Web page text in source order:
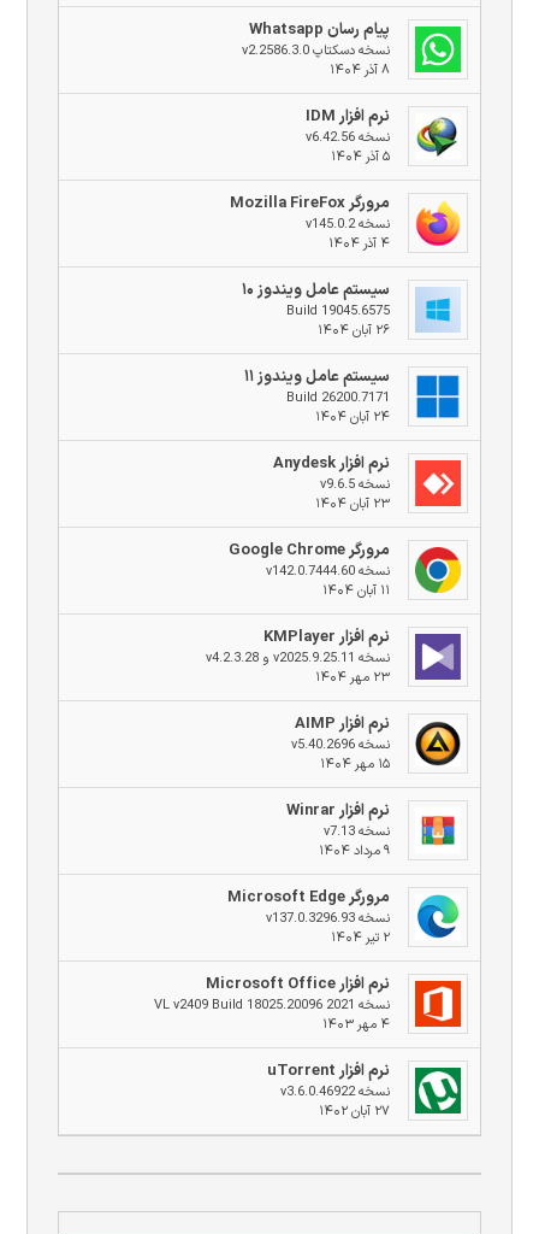
پیام رسان Whatsapp
نسخه دسکتاپ v2.2586.3.0
۸ آذر ۱۴۰۴
نرم افزار IDM
نسخه v6.42.56
۵ آذر ۱۴۰۴
مرورگر Mozilla FireFox
نسخه v145.0.2
۴ آذر ۱۴۰۴
سیستم عامل ویندوز ۱۰
Build 19045.6575
۲۶ آبان ۱۴۰۴
سیستم عامل ویندوز ۱۱
Build 26200.7171
۲۴ آبان ۱۴۰۴
نرم افزار Anydesk
نسخه v9.6.5
۲۳ آبان ۱۴۰۴
مرورگر Google Chrome
نسخه v142.0.7444.60
۱۱ آبان ۱۴۰۴
نرم افزار KMPlayer
نسخه v2025.9.25.11 و v4.2.3.28
۲۳ مهر ۱۴۰۴
نرم افزار AIMP
نسخه v5.40.2696
۱۵ مهر ۱۴۰۴
نرم افزار Winrar
نسخه v7.13
۹ مرداد ۱۴۰۴
مرورگر Microsoft Edge
نسخه v137.0.3296.93
۲ تیر ۱۴۰۴
نرم افزار Microsoft Office
نسخه 2021 VL v2409 Build 18025.20096
۴ مهر ۱۴۰۳
نرم افزار uTorrent
نسخه v3.6.0.46922
۲۷ آبان ۱۴۰۲